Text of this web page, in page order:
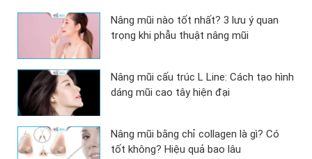
Nâng mũi nào tốt nhất? 3 lưu ý quan
trọng khi phẫu thuật nâng mũi
Nâng mũi cấu trúc L Line: Cách tạo hình
dáng mũi cao tây hiện đại
Nâng mũi bằng chỉ collagen là gì? Có
tốt không? Hiệu quả bao lâu